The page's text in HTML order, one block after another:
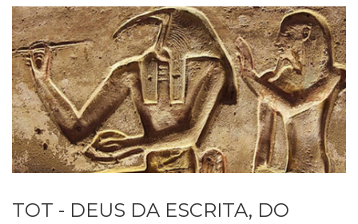
TOT - DEUS DA ESCRITA, DO